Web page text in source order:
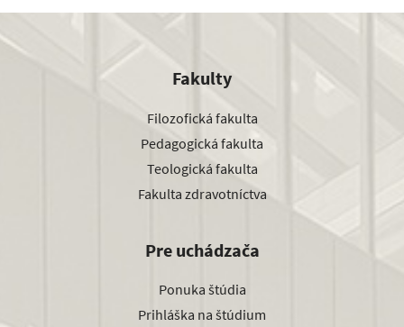
Fakulty
Filozofická fakulta
Pedagogická fakulta
Teologická fakulta
Fakulta zdravotníctva
Pre uchádzača
Ponuka štúdia
Prihláška na štúdium